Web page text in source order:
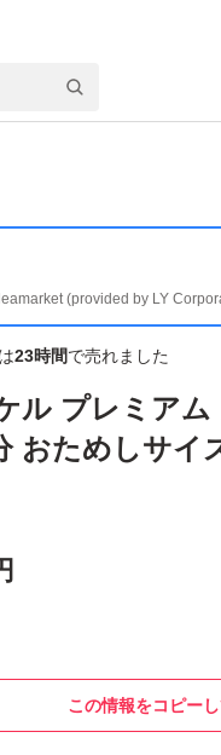
(provided by LY
23時間で売れました
ル プレミアム
おためしサイ
この情報をコピー